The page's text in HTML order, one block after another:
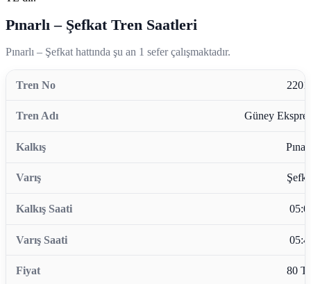
Pınarlı – Şefkat Tren Saatleri
Pınarlı – Şefkat hattında şu an 1 sefer çalışmaktadır.
Güney
80